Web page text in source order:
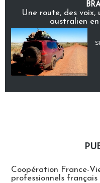
Une route, des voix,
australien
Coopération France-
professionnels